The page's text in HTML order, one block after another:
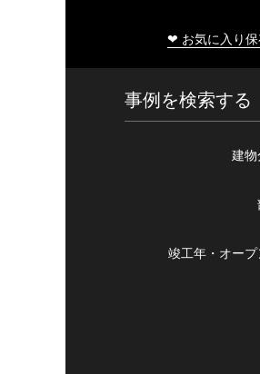
❤ お気に入り
事例を検索する
建
竣工年・ オー